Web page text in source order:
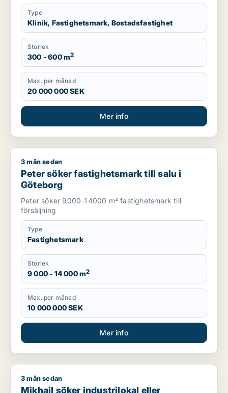
Type
Klinik, Fastighetsmark, Bostadsfastighet
Storlek
300 - 600 m2
Max. per månad
20 000 000 SEK
Mer info
Peter söker fastighetsmark till salu i Göteborg
3 mån sedan
Peter söker fastighetsmark till salu i
Göteborg
Peter söker 9000-14000 m² fastighetsmark till
försäljning
Type
Fastighetsmark
Storlek
9 000 - 14 000 m2
Max. per månad
10 000 000 SEK
Mer info
Mikhail söker industrilokal eller fastighetsmark till salu i
3 mån sedan
Mikhail söker industrilokal eller